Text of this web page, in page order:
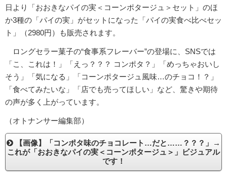
日より「おおきなパイの実＜コーンポタージュ＞セット」のほ
か3種の「パイの実」がセットになった「パイの実食べ比べセッ
ト」（2980円）も販売されます。
ロングセラー菓子の“食事系フレーバー”の登場に、SNSでは
「こ、これは！」「えっ？？？ コンポタ？」「めっちゃおいし
そう」「気になる」「コーンポタージュ風味…のチョコ！？」
「食べてみたいな」「店でも売ってほしい」など、驚きや期待
の声が多く上がっています。
（オトナンサー編集部）
【画像】「コンポタ味のチョコレート…だと……？？？」→
これが「おおきなパイの実＜コーンポタージュ＞」ビジュアル
です！